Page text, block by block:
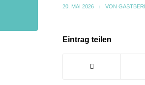
20. MAI 2026 / VON
Eintrag teilen